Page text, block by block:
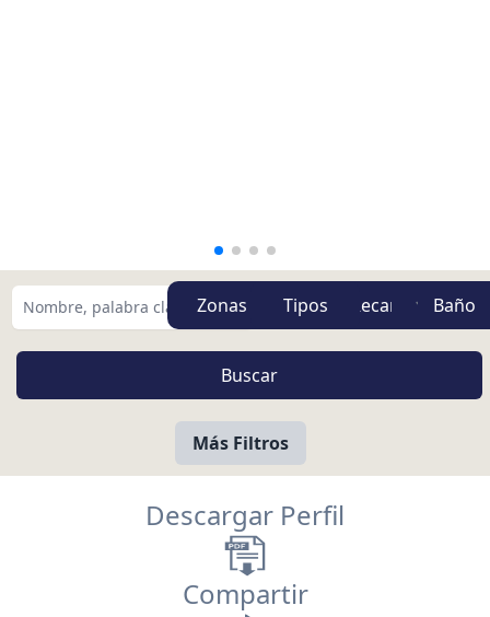
Zonas Tipos
Más Filtros
Descargar Perfil
Compartir